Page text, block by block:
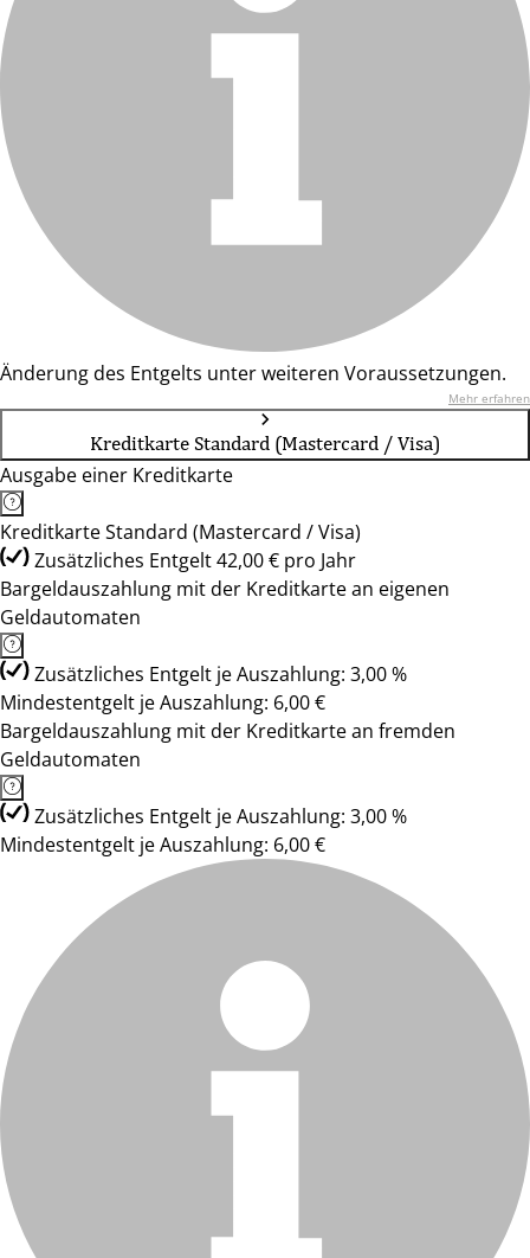
Änderung des Entgelts unter weiteren Voraussetzungen.
Mehr erfahren
Kreditkarte Standard (Mastercard / Visa)
Ausgabe einer Kreditkarte
Kreditkarte Standard (Mastercard / Visa)
Zusätzliches Entgelt 42,00 € pro Jahr
Bargeldauszahlung mit der Kreditkarte an eigenen
Geldautomaten
Zusätzliches Entgelt je Auszahlung: 3,00 %
Mindestentgelt je Auszahlung: 6,00 €
Bargeldauszahlung mit der Kreditkarte an fremden
Geldautomaten
Zusätzliches Entgelt je Auszahlung: 3,00 %
Mindestentgelt je Auszahlung: 6,00 €